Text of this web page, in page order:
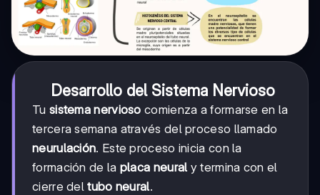
Desarrollo del Sistema Nervioso
Tu sistema nervioso comienza a formarse en la
tercera semana através del proceso llamado
neurulación. Este proceso inicia con la
formación de la placa neural y termina con el
cierre deltubo neural.